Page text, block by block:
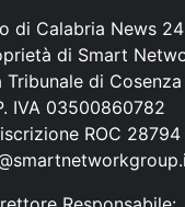
di Calabria News
di Smart
di
IVA 03500860782
ROC 28794